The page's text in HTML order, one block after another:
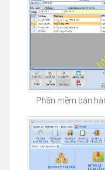
Phần mềm bán